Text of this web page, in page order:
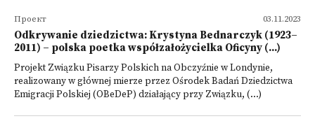
03.11.2023
Проект
Odkrywanie dziedzictwa: Krystyna Bednarczyk (1923–
2011) – polska poetka współzałożycielka Oficyny (...)
Projekt Związku Pisarzy Polskich na Obczyźnie w Londynie,
realizowany w głównej mierze przez Ośrodek Badań Dziedzictwa
Emigracji Polskiej (OBeDeP) działający przy Związku, (...)